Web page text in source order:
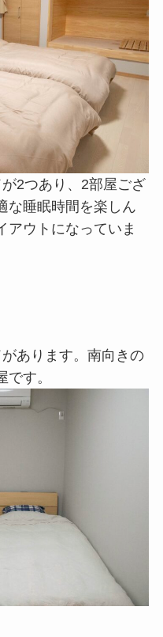
2つあり、2部屋ござ
な睡眠時間を楽しん
アウトになっていま
あります。南向きの
す。